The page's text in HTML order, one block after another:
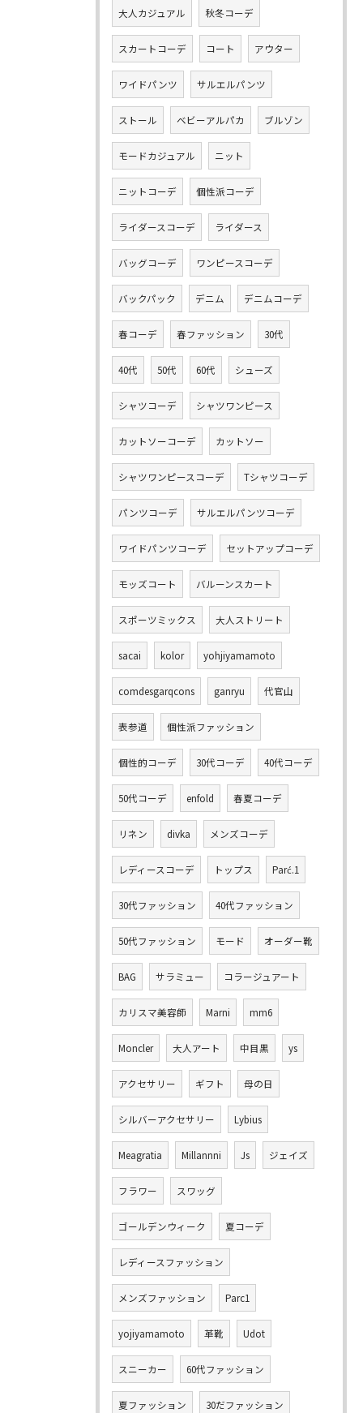
大人カジュアル 秋冬コーデ
スカートコーデ コート アウター
ワイドパンツ サルエルパンツ
ストール ベビーアルパカ ブルゾン
モードカジュアル ニット
ニットコーデ 個性派コーデ
ライダースコーデ ライダース
バッグコーデ ワンピースコーデ
バックパック デニム デニムコーデ
春コーデ 春ファッション 30代
40代 50代 60代 シューズ
シャツコーデ シャツワンピース
カットソーコーデ カットソー
シャツワンピースコーデ Tシャツコーデ
パンツコーデ サルエルパンツコーデ
ワイドパンツコーデ セットアップコーデ
モッズコート バルーンスカート
スポーツミックス 大人ストリート
sacai kolor yohjiyamamoto
comdesgarqcons ganryu 代官山
表参道 個性派ファッション
個性的コーデ 30代コーデ 40代コーデ
50代コーデ enfold 春夏コーデ
リネン divka メンズコーデ
レディースコーデ トップス Parć.1
30代ファッション 40代ファッション
50代ファッション モード オーダー靴
BAG サラミュー コラージュアート
カリスマ美容師 Marni mm6
Moncler 大人アート 中目黒 ys
アクセサリー ギフト 母の日
シルバーアクセサリー Lybius
Meagratia Millannni Js ジェイズ
フラワー スワッグ
ゴールデンウィーク 夏コーデ
レディースファッション
メンズファッション Parc1
yojiyamamoto 革靴 Udot
スニーカー 60代ファッション
夏ファッション 30だファッション